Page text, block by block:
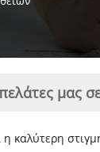
μας
η καλύτερη